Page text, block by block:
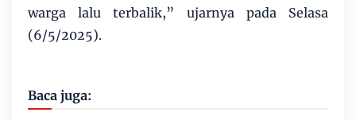
warga lalu terbalik,” ujarnya pada Selasa
(6/5/2025).
Baca juga: